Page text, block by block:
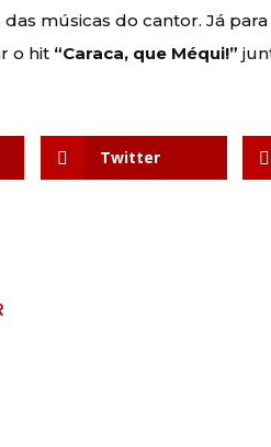
músicas do cantor. Já
o hit “Caraca, que Méqui!”
Twitter